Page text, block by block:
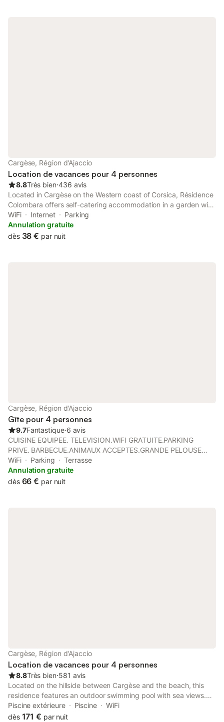
Cargèse, Région d'Ajaccio
Location de vacances pour 4 personnes
8.8Très bien⋅436 avis
Located in Cargèse on the Western coast of Corsica, Résidence
Colombara offers self-catering accommodation in a garden with
children’s playground. Free Wi-Fi is available throughout the
property.
WiFi Internet
Parking
Annulation gratuite
dès 38 € par nuit
Cargèse, Région d'Ajaccio
Gîte pour 4 personnes
9.7Fantastique⋅6 avis
CUISINE EQUIPEE. TELEVISION.WIFI GRATUITE.PARKING
PRIVE. BARBECUE.ANIMAUX ACCEPTES.GRANDE PELOUSE
AVEC PALMIERS.APPARTEMENT SITUE DANS UNE RESIDENCE
CALME.A CINQ MINUTES A PIEDS DE LA GRANDE PLAGE DU
VILLAGE DE CARGESE LA GRECQUE. FACE A LA POINTE
WiFi Parking
Terrasse
Annulation gratuite
dès 66 € par nuit
Cargèse, Région d'Ajaccio
Location de vacances pour 4 personnes
8.8Très bien⋅581 avis
Located on the hillside between Cargèse and the beach, this
residence features an outdoor swimming pool with sea views.
Residenza l’Alivetu is just a 25-minute drive from the Piana
Calanches hills.
Piscine extérieure Piscine
WiFi
dès 171 € par nuit